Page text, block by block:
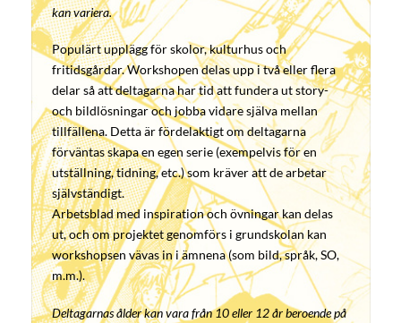
kan variera.
Populärt upplägg för skolor, kulturhus och
fritidsgårdar. Workshopen delas upp i två eller flera
delar så att deltagarna har tid att fundera ut story-
och bildlösningar och jobba vidare själva mellan
tillfällena. Detta är fördelaktigt om deltagarna
förväntas skapa en egen serie (exempelvis för en
utställning, tidning, etc.) som kräver att de arbetar
självständigt.
Arbetsblad med inspiration och övningar kan delas
ut, och om projektet genomförs i grundskolan kan
workshopsen vävas in i ämnena (som bild, språk, SO,
m.m.).
Deltagarnas ålder kan vara från 10 eller 12 år beroende på